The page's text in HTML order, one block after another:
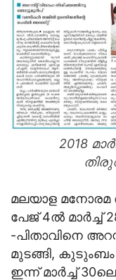
2018
മലയാള
പേജ് 4ല്‍ മാര്‍ച്ച്
-പിതാവിനെ
മുടങ്ങി, കുടുംബം
ഇന്ന് മാര്‍ച്ച്